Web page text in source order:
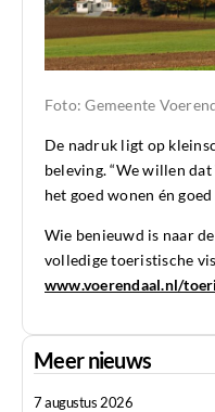
Foto: Gemeente
De nadruk ligt op
beleving. “We willen
het goed wonen én
Wie benieuwd is naar
volledige toeristische
www.voerendaal.nl/
Meer nieuws
7 augustus 2026